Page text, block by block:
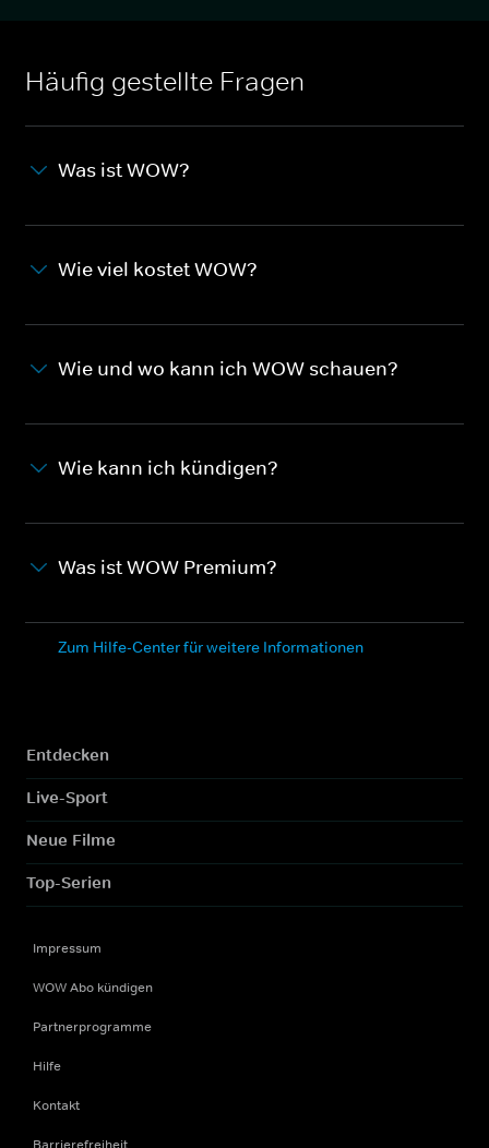
Häufig gestellte Fragen
Was ist WOW?
Wie viel kostet WOW?
Wie und wo kann ich WOW schauen?
Wie kann ich kündigen?
Was ist WOW Premium?
Zum Hilfe-Center für weitere Informationen
Entdecken
Live-Sport
Neue Filme
Top-Serien
Impressum
WOW Abo kündigen
Partnerprogramme
Hilfe
Kontakt